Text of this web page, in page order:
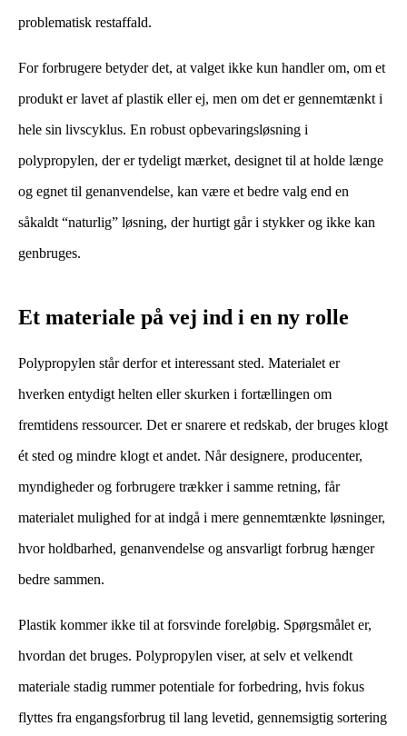
problematisk restaffald.
For forbrugere betyder det, at valget ikke kun handler om, om et
produkt er lavet af plastik eller ej, men om det er gennemtænkt i
hele sin livscyklus. En robust opbevaringsløsning i
polypropylen, der er tydeligt mærket, designet til at holde længe
og egnet til genanvendelse, kan være et bedre valg end en
såkaldt “naturlig” løsning, der hurtigt går i stykker og ikke kan
genbruges.
Et materiale på vej ind i en ny rolle
Polypropylen står derfor et interessant sted. Materialet er
hverken entydigt helten eller skurken i fortællingen om
fremtidens ressourcer. Det er snarere et redskab, der bruges klogt
ét sted og mindre klogt et andet. Når designere, producenter,
myndigheder og forbrugere trækker i samme retning, får
materialet mulighed for at indgå i mere gennemtænkte løsninger,
hvor holdbarhed, genanvendelse og ansvarligt forbrug hænger
bedre sammen.
Plastik kommer ikke til at forsvinde foreløbig. Spørgsmålet er,
hvordan det bruges. Polypropylen viser, at selv et velkendt
materiale stadig rummer potentiale for forbedring, hvis fokus
flyttes fra engangsforbrug til lang levetid, gennemsigtig sortering